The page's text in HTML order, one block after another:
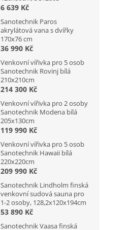
6 639 Kč
Sanotechnik Paros
akrylátová vana s dvířky
170x76 cm
36 990 Kč
Venkovní vířivka pro 5 osob
Sanotechnik Rovinj bílá
210x210cm
214 300 Kč
Venkovní vířivka pro 2 osoby
Sanotechnik Modena bílá
205x130cm
119 990 Kč
Venkovní vířivka pro 5 osob
Sanotechnik Hawaii bílá
220x220cm
209 990 Kč
Sanotechnik Lindholm finská
venkovní sudová sauna pro
1-2 osoby, 128,2x120x194cm
53 890 Kč
Sanotechnik Vaasa finská